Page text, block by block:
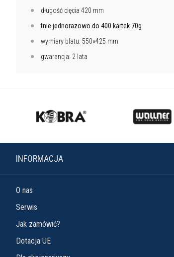
długość cięcia 420 mm
tnie jednorazowo do 400 kartek 70g
wymiary blatu: 550×425 mm
gwarancja: 2 lata
INFORMACJA
O nas
Serwis
Jak zamówić?
Dotacja UE